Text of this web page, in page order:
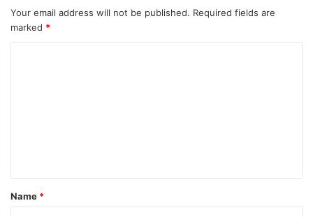
Your email address will not be published. Required fields are
marked *
t
*
Name *